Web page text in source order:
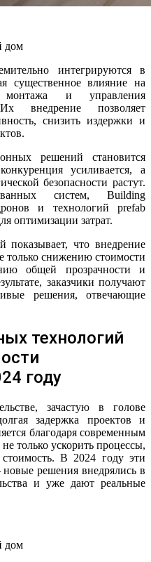
дом
интегрируются в
существенное влияние на
монтажа и управления
внедрение позволяет
снизить издержки и
усиливается, а
безопасности растут.
систем, Building
и технологий prefab
оптимизации затрат.
показывает, что внедрение
только снижению стоимости
общей прозрачности и
заказчики получают
решения, отвечающие
технологий
году
зачастую в голове
задержка проектов и
благодаря современным
только ускорить процессы,
В 2024 году эти
решения внедрялись в
и уже дают реальные
дом